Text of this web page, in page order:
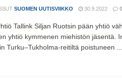
SUOMEN UUTISVIIKKO 30.9.2022 0
Tallink Siljan Ruotsin pään yhtiö
yhtiö kymmenen miehistön jäsentä.
Turku–Tukholma-reitiltä poistuneen ...